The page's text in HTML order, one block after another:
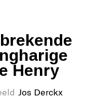
Henry
Jos Derckx